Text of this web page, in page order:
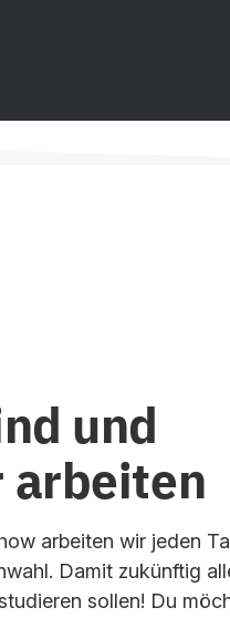
und
arbeiten
arbeiten wir jeden
Damit zukünftig
sollen! Du